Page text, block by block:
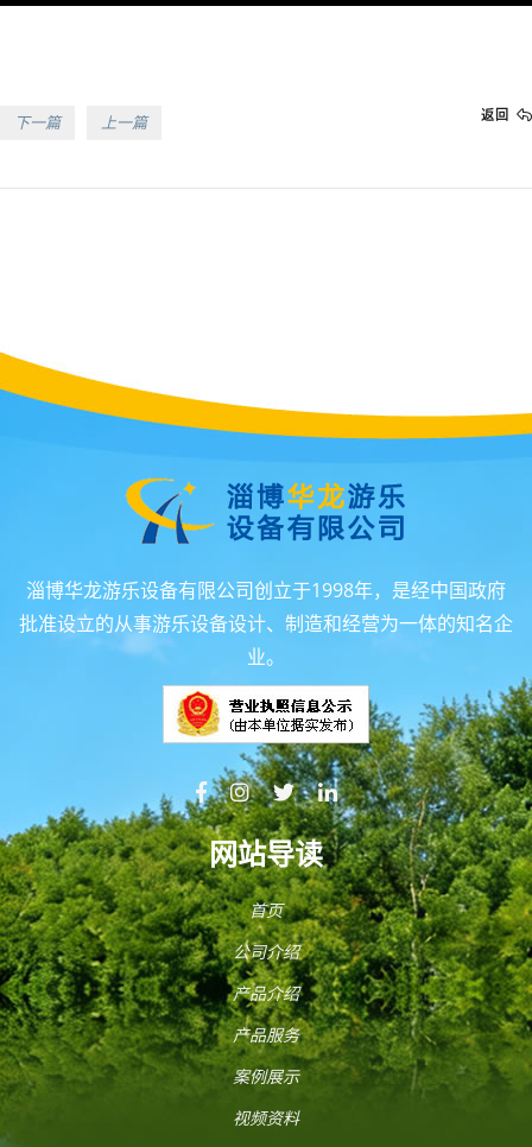
下一篇 上一篇 返回
淄博华龙游乐设备有限公司创立于1998年，是经中国政府
批准设立的从事游乐设备设计、制造和经营为一体的知名企
业。
网站导读
首页
公司介绍
产品介绍
产品服务
案例展示
视频资料